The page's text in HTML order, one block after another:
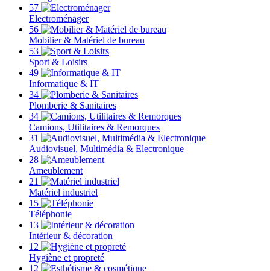
57
Electroménager
56
Mobilier & Matériel de bureau
53
Sport & Loisirs
49
Informatique & IT
34
Plomberie & Sanitaires
34
Camions, Utilitaires & Remorques
31
Audiovisuel, Multimédia & Electronique
28
Ameublement
21
Matériel industriel
15
Téléphonie
13
Intérieur & décoration
12
Hygiène et propreté
12